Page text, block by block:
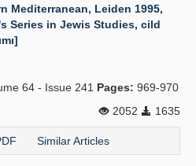
Mediterranean, Leiden 1995,
Series in Jewis Studies, cild
64 - Issue 241 Pages: 969-970
2052
1635
Similar Articles